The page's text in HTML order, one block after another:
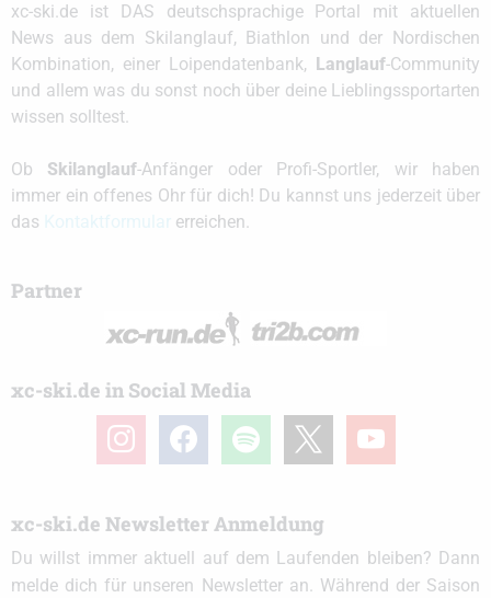
xc-ski.de ist DAS deutschsprachige Portal mit aktuellen
News aus dem Skilanglauf, Biathlon und der Nordischen
Kombination, einer Loipendatenbank,
Langlauf-Community
und allem was du sonst noch über deine Lieblingssportarten
wissen solltest.
Ob Skilanglauf-Anfänger oder Profi-Sportler, wir haben
immer ein offenes Ohr für dich! Du kannst uns jederzeit über
das
erreichen.
Partner
xc-ski.de in Social Media
instagramfacebook spotify youtube
xc-ski.de Newsletter Anmeldung
Du willst immer aktuell auf dem Laufenden bleiben? Dann
melde dich für unseren Newsletter an. Während der Saison